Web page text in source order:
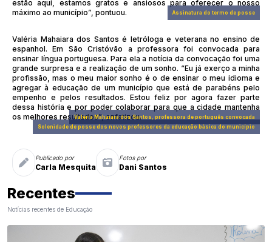
estão aqui, estamos gratos e ansiosos para oferecer o nosso
máximo ao município”, pontuou.
Assinatura do termo de posse
Valéria Mahaiara dos Santos é letróloga e veterana no ensino de
espanhol. Em São Cristóvão a professora foi convocada para
ensinar língua portuguesa. Para ela a notícia da convocação foi uma
grande surpresa e a realização de um sonho. “Eu já exerço a minha
profissão, mas o meu maior sonho é o de ensinar o meu idioma e
agregar à educação de um município que está de parabéns pelo
empenho e pelos resultados. Estou feliz por agora fazer parte
dessa história e por poder colaborar para que a cidade mantenha
os melhores resultados”, enfatizou.
Valéria Mahaiara dos Santos, professora de português convocada
Solenidade de posse dos novos professores da educação básica do município
Publicado por
Carla Mesquita
Fotos por
Dani Santos
Recentes
Notícias recentes de Educação